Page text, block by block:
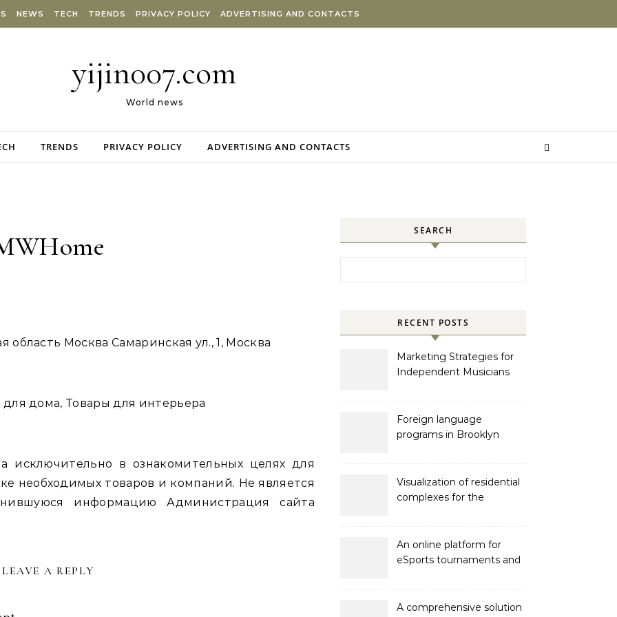
NEWS TECH TRENDS PRIVACY POLICY ADVERTISING AND CONTACTS
yijin007.com
World news
TRENDS PRIVACY POLICY ADVERTISING AND CONTACTS
область Москва Самаринская ул., 1, Москва
дома, Товары для интерьера
исключительно в ознакомительных целях для
необходимых товаров и компаний. Не является
информацию Администрация сайта
LEAVE A REPLY
SEARCH
RECENT POSTS
Marketing Strategies for
Independent Musicians
Foreign language
programs in Brooklyn
Visualization of residential
complexes for the
An online platform for
eSports tournaments and
A comprehensive solution